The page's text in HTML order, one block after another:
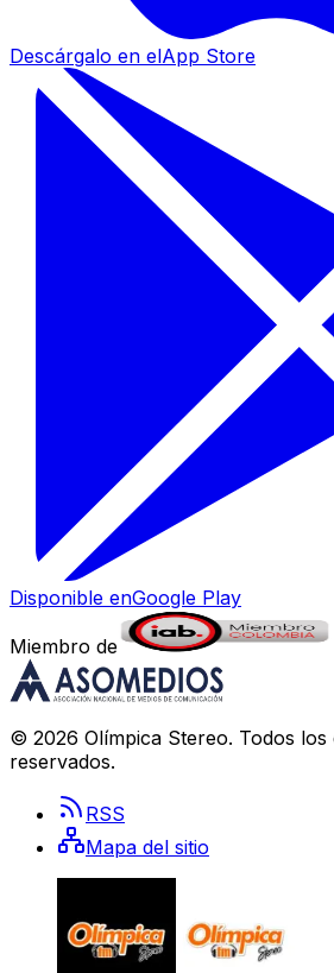
Descárgalo en elApp Store
Disponible enGoogle Play
Miembro de
© 2026 Olímpica Stereo. Todos los
reservados.
RSS
Mapa del sitio